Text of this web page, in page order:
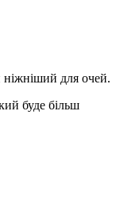
для очей.
буде більш